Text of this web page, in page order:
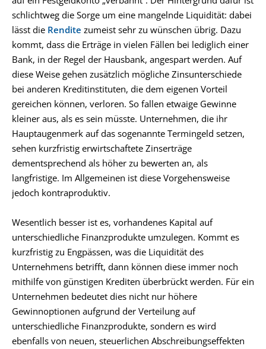
schlichtweg die Sorge um eine mangelnde Liquidität: dabei
lässt die Rendite zumeist sehr zu wünschen übrig. Dazu
kommt, dass die Erträge in vielen Fällen bei lediglich einer
Bank, in der Regel der Hausbank, angespart werden. Auf
diese Weise gehen zusätzlich mögliche Zinsunterschiede
bei anderen Kreditinstituten, die dem eigenen Vorteil
gereichen können, verloren. So fallen etwaige Gewinne
kleiner aus, als es sein müsste. Unternehmen, die ihr
Hauptaugenmerk auf das sogenannte Termingeld setzen,
sehen kurzfristig erwirtschaftete Zinserträge
dementsprechend als höher zu bewerten an, als
langfristige. Im Allgemeinen ist diese Vorgehensweise
jedoch kontraproduktiv.
Wesentlich besser ist es, vorhandenes Kapital auf
unterschiedliche Finanzprodukte umzulegen. Kommt es
kurzfristig zu Engpässen, was die Liquidität des
Unternehmens betrifft, dann können diese immer noch
mithilfe von günstigen Krediten überbrückt werden. Für ein
Unternehmen bedeutet dies nicht nur höhere
Gewinnoptionen aufgrund der Verteilung auf
unterschiedliche Finanzprodukte, sondern es wird
ebenfalls von neuen, steuerlichen Abschreibungseffekten